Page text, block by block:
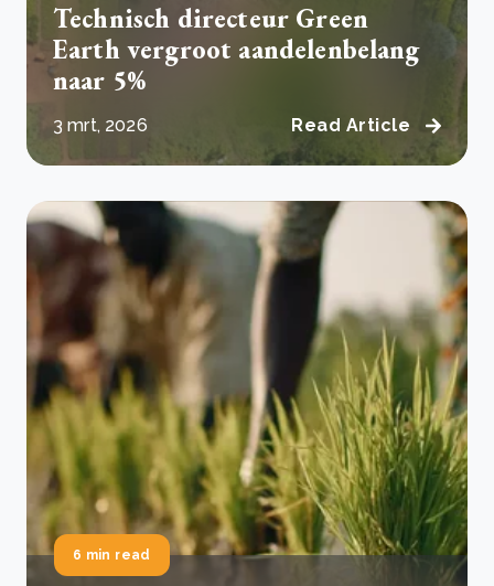
Technisch directeur Green
Earth vergroot aandelenbelang
naar 5%
3 mrt, 2026 Read Article
6 min read